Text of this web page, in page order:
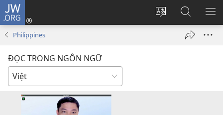
JW.ORG
Thay
Đăng
nhập
Tìm
kiếm
JW.ORG
Philippines
ĐỌC TRONG NGÔN NGỮ